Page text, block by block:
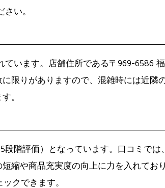
い。
います。店舗住所である〒969-6586
限りがありますので、混雑時には近隣
。
5段階評価）となっています。口コミで
縮や商品充実度の向上に力を入れてお
クできます。